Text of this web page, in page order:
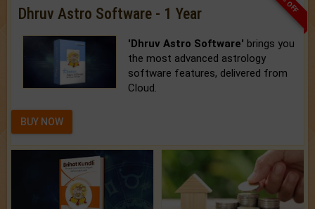
Dhruv Astro Software - 1 Year
'Dhruv Astro Software' brings you
the most advanced astrology
software features, delivered from
Cloud.
BUY NOW